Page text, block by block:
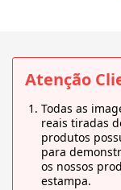
Atenção
Todas as
reais tiradas
produtos
para
os nossos
estampa.